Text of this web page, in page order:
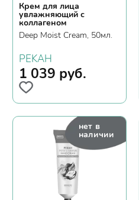
Крем для лица
увлажняющий с
коллагеном
Deep Moist Cream, 50мл.
PEKAH
1 039 руб.
нет в
наличии